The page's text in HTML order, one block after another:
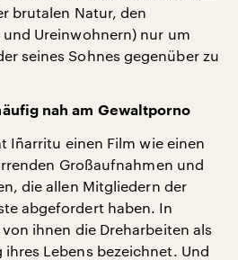
brutalen Natur, den
Ureinwohnern) nur um
seines Sohnes gegenüber zu
nah am Gewaltporno
Iñarritu einen Film wie einen
Großaufnahmen und
die allen Mitgliedern der
abgefordert haben. In
ihnen die Dreharbeiten als
Lebens bezeichnet. Und